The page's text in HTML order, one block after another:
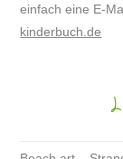
einfach eine E-
kinderbuch.de